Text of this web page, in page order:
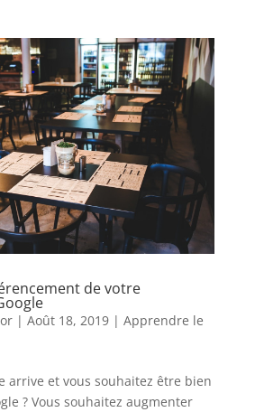
de votre
| Août 18, 2019| Apprendre le
arrive et vous souhaitez être bien
? Vous souhaitez augmenter